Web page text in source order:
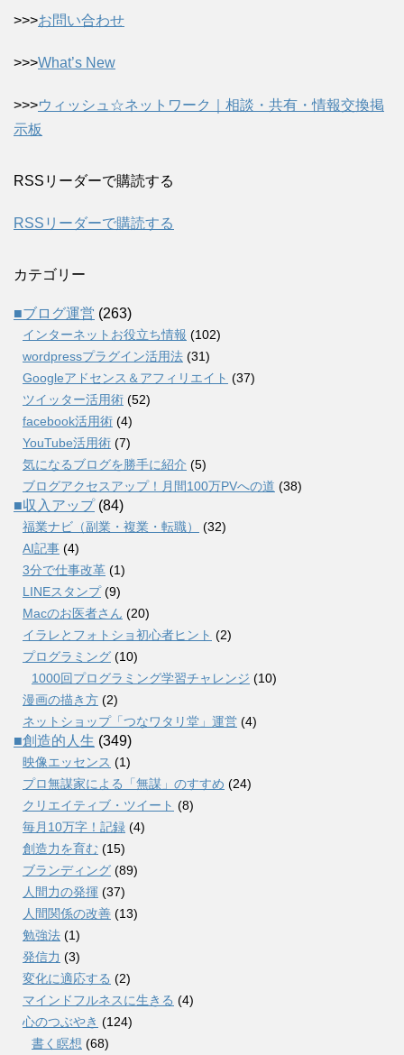
>>>お問い合わせ
>>>What’s New
>>>ウィッシュ☆ネットワーク｜相談・共有・情報交換掲
示板
RSSリーダーで購読する
RSSリーダーで購読する
カテゴリー
■ブログ運営 (263)
インターネットお役立ち情報 (102)
wordpressプラグイン活用法 (31)
Googleアドセンス＆アフィリエイト (37)
ツイッター活用術 (52)
facebook活用術 (4)
YouTube活用術 (7)
気になるブログを勝手に紹介 (5)
ブログアクセスアップ！月間100万PVへの道 (38)
■収入アップ(84)
福業ナビ（副業・複業・転職）
(32)
AI記事 (4)
3分で仕事改革 (1)
LINEスタンプ(9)
Macのお医者さん (20)
イラレとフォトショ初心者ヒント (2)
プログラミング (10)
1000回プログラミング学習チャレンジ (10)
漫画の描き方 (2)
ネットショップ「つなワタリ堂」運営 (4)
■創造的人生 (349)
映像エッセンス (1)
プロ無謀家による「無謀」のすすめ (24)
クリエイティブ・ツイート (8)
毎月10万字！記録 (4)
創造力を育む (15)
ブランディング (89)
人間力の発揮 (37)
人間関係の改善 (13)
勉強法 (1)
発信力 (3)
変化に適応する (2)
マインドフルネスに生きる (4)
心のつぶやき (124)
書く瞑想 (68)